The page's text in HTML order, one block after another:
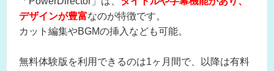
デザインが豊富なのが特徴です。
カット編集やBGMの挿入なども可能。
無料体験版を利用できるのは1ヶ月間で、以降は有料